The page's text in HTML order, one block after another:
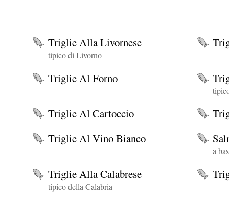
Triglie Alla Livornese
tipico di Livorno
Triglie Al Forno
Triglie Al Cartoccio
Triglie Al Vino Bianco
a
Triglie Alla Calabrese
tipico della Calabria